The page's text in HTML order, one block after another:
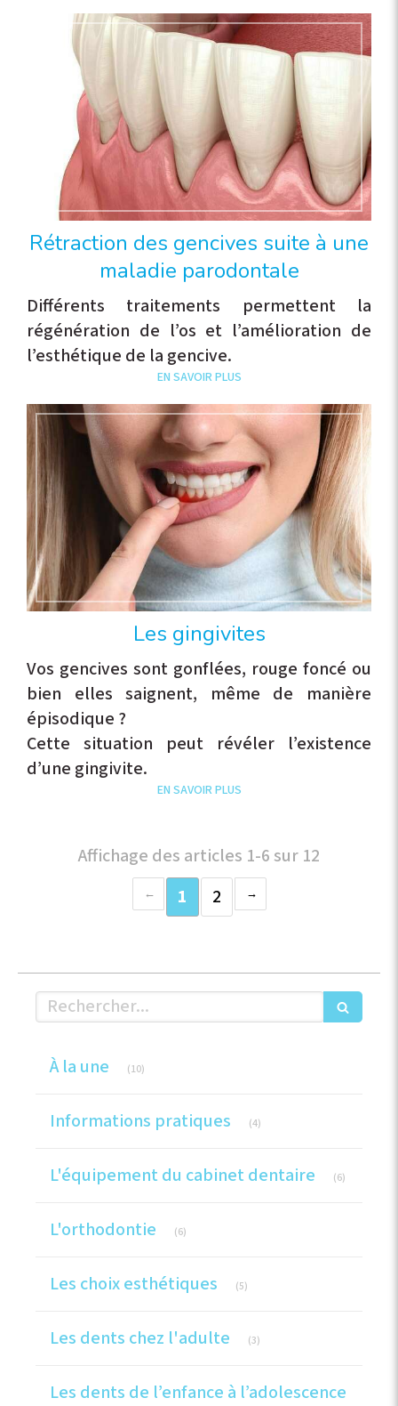
Rétraction des gencives suite à une
maladie parodontale
Différents traitements permettent la
régénération de l’os et l’amélioration de
l’esthétique de la gencive.
EN SAVOIR PLUS
Les gingivites
Vos gencives sont gonflées, rouge foncé ou
bien elles saignent, même de manière
épisodique ?
Cette situation peut révéler l’existence
d’une gingivite.
EN SAVOIR PLUS
Affichage des articles 1-6 sur 12
1
2
Rechercher
À la une (10)
Informations pratiques (4)
L'équipement du cabinet dentaire (6)
L'orthodontie (6)
Les choix esthétiques (5)
Les dents chez l'adulte (3)
Les dents de l’enfance à l’adolescence